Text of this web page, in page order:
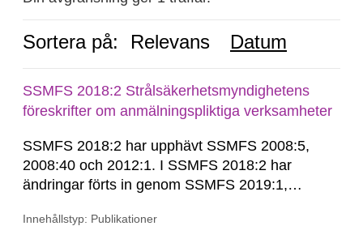
Sortera på: Relevans Datum
SSMFS 2018:2 Strålsäkerhetsmyndighetens
föreskrifter om anmälningspliktiga verksamheter
SSMFS 2018:2 har upphävt SSMFS 2008:5,
2008:40 och 2012:1. I SSMFS 2018:2 har
ändringar förts in genom SSMFS 2019:1,
Innehållstyp: Publikationer